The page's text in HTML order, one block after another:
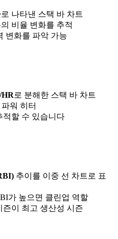
로 나타낸 스택 바 차트
비율 변화를 추적
변화를 파악 가능
HR로 분해한 스택 바 차트
워 히터
적할 수 있습니다
추이를 이중 선 차트로 표
가 높으면 클린업 역할
이 최고 생산성 시즌